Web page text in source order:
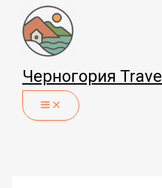
Перейти
содержимому
Черногория Travel